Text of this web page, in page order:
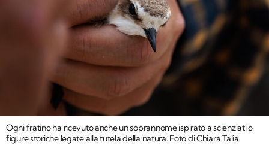
Ogni fratino ha ricevuto anche un soprannome ispirato a scienziati o
figure storiche legate alla tutela della natura. Foto di Chiara Talia